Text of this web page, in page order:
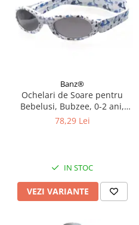
Banz®
Ochelari de Soare pentru
Bebelusi, Bubzee, 0-2 ani,
Diverse culori
78,29 Lei
IN STOC
VEZI VARIANTE